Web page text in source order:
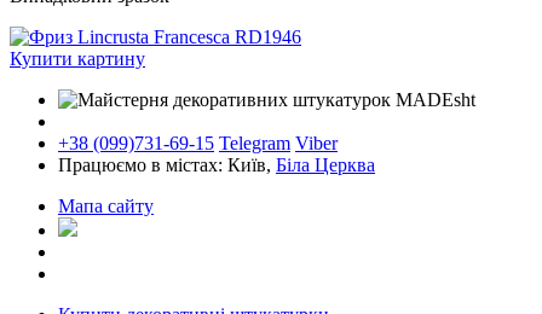
Купити картину
+38 (099)731-69-15 Telegram Viber
Працюємо в містах: Київ, Біла Церква
Мапа сайту